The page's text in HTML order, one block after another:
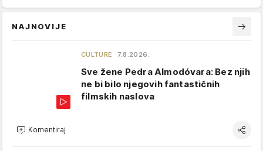
NAJNOVIJE
CULTURE 7.8.2026.
Sve žene Pedra Almodóvara: Bez njih
ne bi bilo njegovih fantastičnih
filmskih naslova
Komentiraj